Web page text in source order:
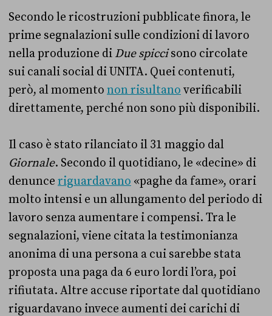
Secondo le ricostruzioni pubblicate finora, le
prime segnalazioni sulle condizioni di lavoro
nella produzione di Due spiccisono circolate
sui canali social di UNITA. Quei contenuti,
però, al momento non risultano verificabili
direttamente, perché non sono più disponibili.
Il caso è stato rilanciato il 31 maggio dal
Giornale. Secondo il quotidiano, le «decine» di
denunce riguardavano «paghe da fame», orari
molto intensi e un allungamento del periodo di
lavoro senza aumentare i compensi. Tra le
segnalazioni, viene citata la testimonianza
anonima di una persona a cui sarebbe stata
proposta una paga da 6 euro lordi l’ora, poi
rifiutata. Altre accuse riportate dal quotidiano
riguardavano invece aumenti dei carichi di